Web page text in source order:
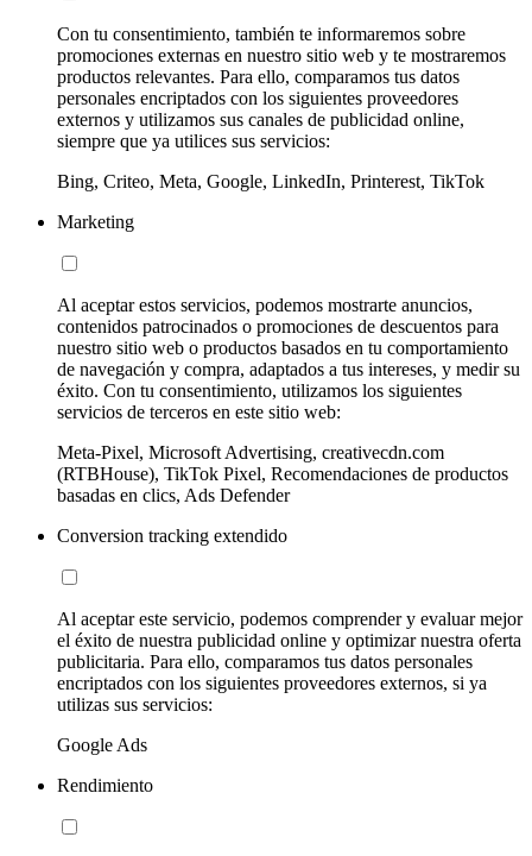
Con tu consentimiento, también te informaremos sobre
promociones externas en nuestro sitio web y te mostraremos
productos relevantes. Para ello, comparamos tus datos
personales encriptados con los siguientes proveedores
externos y utilizamos sus canales de publicidad online,
siempre que ya utilices sus servicios:
Bing, Criteo, Meta, Google, LinkedIn, Printerest, TikTok
Marketing
Al aceptar estos servicios, podemos mostrarte anuncios,
contenidos patrocinados o promociones de descuentos para
nuestro sitio web o productos basados en tu comportamiento
de navegación y compra, adaptados a tus intereses, y medir su
éxito. Con tu consentimiento, utilizamos los siguientes
servicios de terceros en este sitio web:
Meta-Pixel, Microsoft Advertising, creativecdn.com
(RTBHouse), TikTok Pixel, Recomendaciones de productos
basadas en clics, Ads Defender
Conversion tracking extendido
Al aceptar este servicio, podemos comprender y evaluar mejor
el éxito de nuestra publicidad online y optimizar nuestra oferta
publicitaria. Para ello, comparamos tus datos personales
encriptados con los siguientes proveedores externos, si ya
utilizas sus servicios:
Google Ads
Rendimiento